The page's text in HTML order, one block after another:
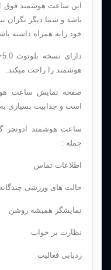
باشد و شما دیگر نگران
خود رابه همراه داشته
هوشمند را راحت میکند.
است و جذابیت بسیاری
ساعت هوشمند ادونچر
جمله :
اطلاعات تماس
حالت های ورزشی چندگانه
نمایشگر همیشه روشن
نظارت بر خواب
ردیابی فعالیت